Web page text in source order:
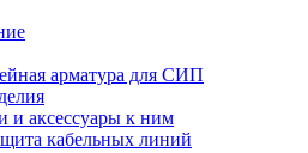
арматура для СИП
и аксессуары к ним
кабельных линий